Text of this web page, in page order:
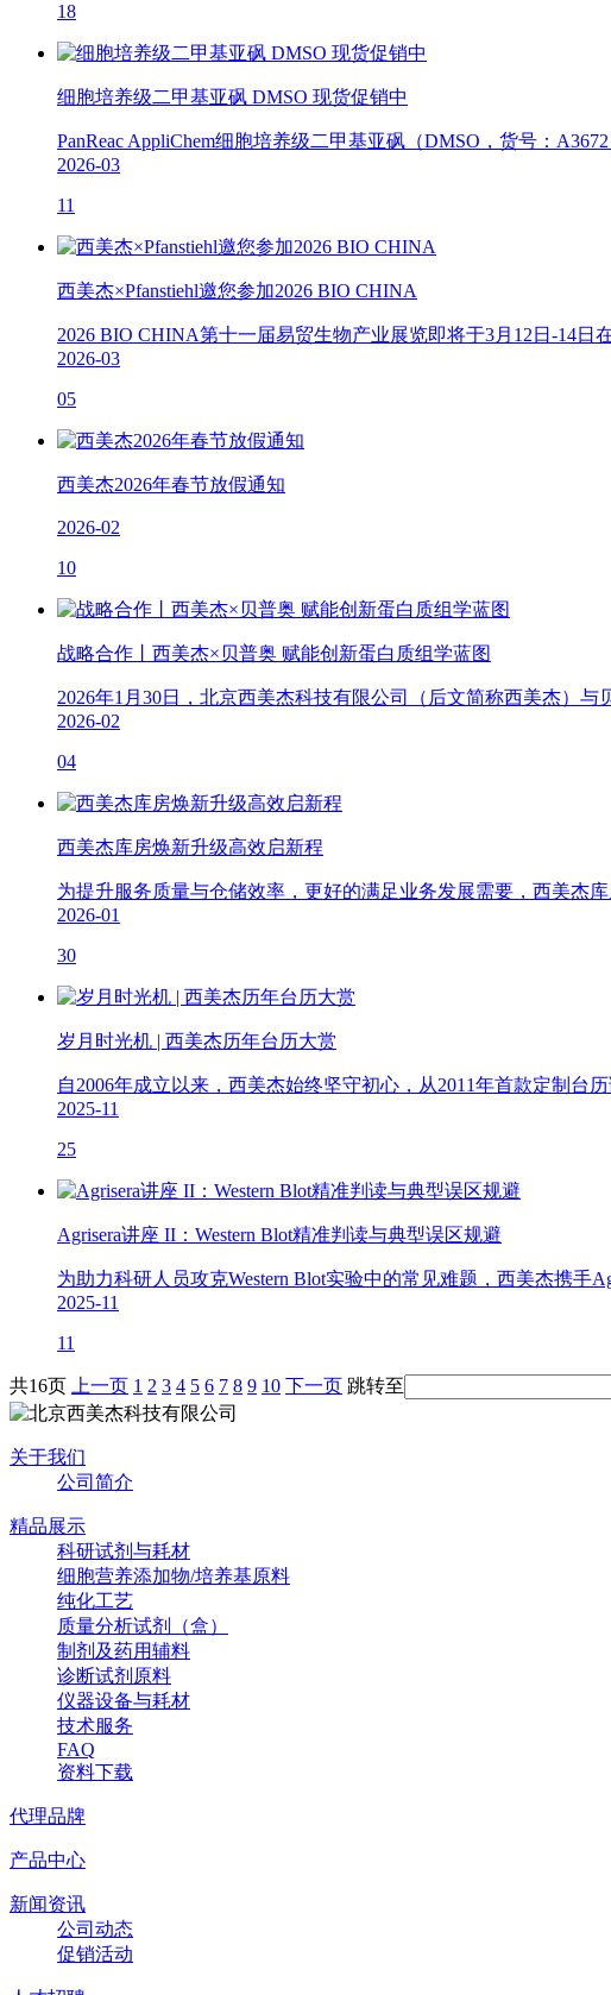
18
细胞培养级二甲基亚砜 DMSO 现货促销中
PanReac AppliChem细胞培养级二甲基亚砜（DMSO，货号：
2026-03
11
西美杰×Pfanstiehl邀您参加2026 BIO CHINA
2026 BIO CHINA第十一届易贸生物产业展览即将于3月12日-14
2026-03
05
西美杰2026年春节放假通知
2026-02
10
战略合作丨西美杰×贝普奥 赋能创新蛋白质组学蓝图
2026年1月30日，北京西美杰科技有限公司（后文简称西美杰）
2026-02
04
西美杰库房焕新升级高效启新程
为提升服务质量与仓储效率，更好的满足业务发展需要，西美杰
2026-01
30
岁月时光机 | 西美杰历年台历大赏
自2006年成立以来，西美杰始终坚守初心，从2011年首款定制台
2025-11
25
Agrisera讲座 II：Western Blot精准判读与典型误区规避
为助力科研人员攻克Western Blot实验中的常见难题，西美杰携手
2025-11
11
共16页 上一页 1 2 3 4 5 6 7 8 9 10 下一页 跳转至
关于我们
公司简介
精品展示
科研试剂与耗材
细胞营养添加物/培养基原料
纯化工艺
质量分析试剂（盒）
制剂及药用辅料
诊断试剂原料
仪器设备与耗材
技术服务
FAQ
资料下载
代理品牌
产品中心
新闻资讯
公司动态
促销活动